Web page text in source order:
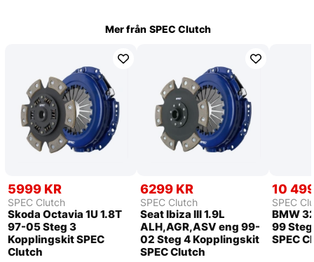
Mer från SPEC Clutch
5999 KR
SPEC Clutch
Skoda Octavia 1U 1.8T
97-05 Steg 3
Kopplingskit SPEC
Clutch
6299 KR
SPEC Clutch
Seat Ibiza III 1.9L
ALH,AGR,ASV eng 99-
02 Steg 4 Kopplingskit
SPEC Clutch
10
SPEC
BMW
99
SPEC